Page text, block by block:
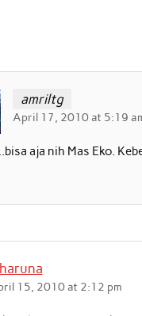
amriltg
April 17, 2010 at 5:19
aja nih Mas Eko.
15, 2010 at 2:12 pm